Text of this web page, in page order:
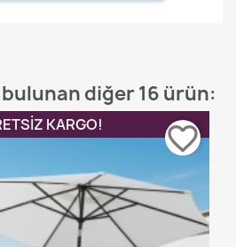
diğer 16 ürün:
KARGO!
favorite_border